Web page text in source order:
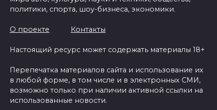
политики, спорта, шоу-бизнеса, экономики.
О проекте Контакты
Настоящий ресурс может содержать материалы 18+
Перепечатка материалов сайта и использование их
в любой форме, в том числе и в электронных СМИ,
возможно только при наличии активной ссылки на
использованные новости.